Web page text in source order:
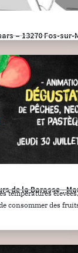
– 13270 Fos-sur-
de la Barasse -
températures
consommer des